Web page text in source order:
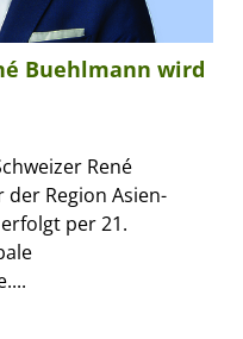
Buehlmann wird
René
Region Asien-
per 21.